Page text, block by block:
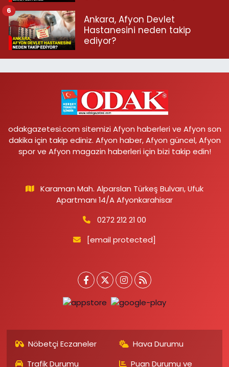
Ankara, Afyon Devlet
Hastanesini neden takip
ediyor?
6
odakgazetesi.com sitemizi Afyon haberleri ve Afyon son
dakika için takip ediniz. Afyon haber, Afyon güncel, Afyon
spor ve Afyon magazin haberleri için bizi takip edin!
Karaman Mah. Alparslan Türkeş Bulvarı, Ufuk
Apartmanı 14/A Afyonkarahisar
0272 212 21 00
[email protected]
Nöbetçi Eczaneler
Hava Durumu
Trafik Durumu
Puan Durumu ve